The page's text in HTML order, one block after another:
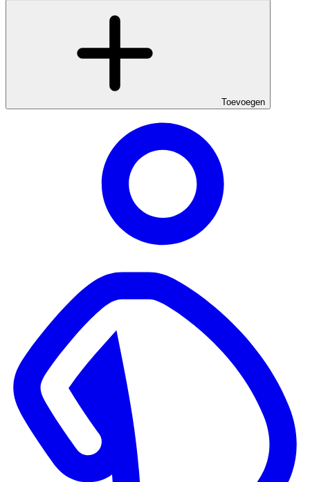
Toevoegen